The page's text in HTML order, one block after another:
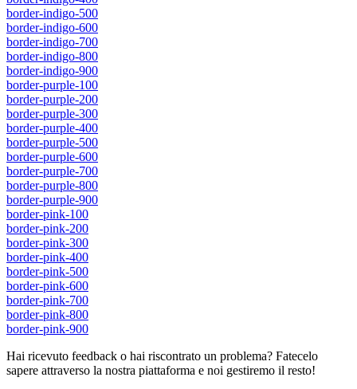
border-indigo-500
border-indigo-600
border-indigo-700
border-indigo-800
border-indigo-900
border-purple-100
border-purple-200
border-purple-300
border-purple-400
border-purple-500
border-purple-600
border-purple-700
border-purple-800
border-purple-900
border-pink-100
border-pink-200
border-pink-300
border-pink-400
border-pink-500
border-pink-600
border-pink-700
border-pink-800
border-pink-900
Hai ricevuto feedback o hai riscontrato un problema? Fatecelo
sapere attraverso la nostra piattaforma e noi gestiremo il resto!